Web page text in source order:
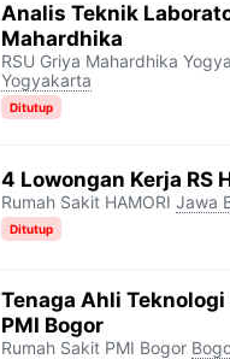
Analis Teknik
Mahardhika
RSU Griya Mahardhika
Yogyakarta
Ditutup
4 Lowongan Kerja RS
Rumah Sakit HAMORI Jawa
Ditutup
Tenaga Ahli
PMI Bogor
Rumah Sakit PMI Bogor